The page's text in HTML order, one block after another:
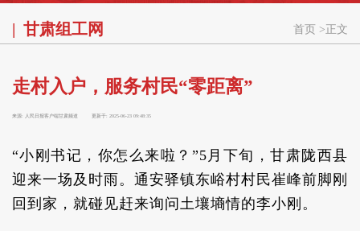
甘肃组工网 首页 > 正文
走村入户，服务村民“零距离”
来源: 人民日报客户端甘肃频道 更新于: 2025-06-23 09:48:35
“小刚书记，你怎么来啦？”5月下旬，甘肃陇西县
迎来一场及时雨。通安驿镇东峪村村民崔峰前脚刚
回到家，就碰见赶来询问土壤墒情的李小刚。